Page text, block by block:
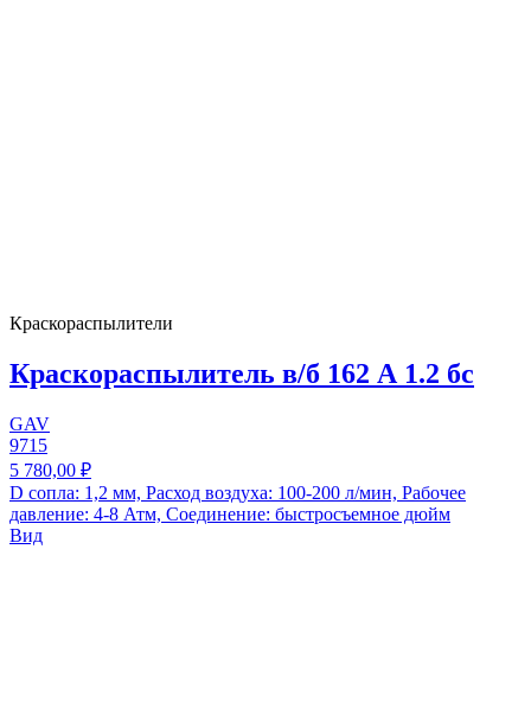
Краскораспылители
Краскораспылитель в/б 162 А 1.2 бс
GAV
9715
5 780,00 ₽
D сопла: 1,2 мм, Расход воздуха: 100-200 л/мин, Рабочее
давление: 4-8 Атм, Соединение: быстросъемное дюйм
Вид